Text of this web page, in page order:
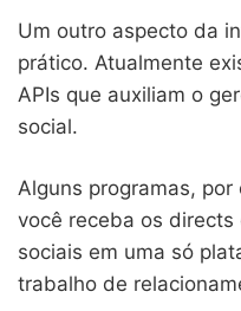
Um outro aspecto da
prático. Atualmente
APIs que auxiliam o
social.
Alguns programas,
você receba os
sociais em uma só
trabalho de